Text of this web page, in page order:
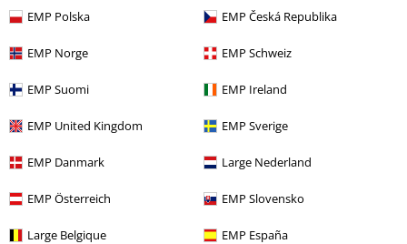
EMP Polska EMP Česká Republika
EMP Norge EMP Schweiz
EMP Suomi EMP Ireland
EMP United Kingdom EMP Sverige
EMP Danmark Large Nederland
EMP Österreich EMP Slovensko
Large Belgique EMP España
Liassa Ragwear
€ 31,99
Fontana Forvert